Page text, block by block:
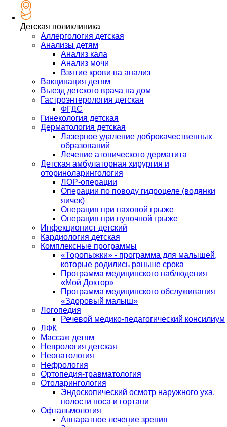
Детская поликлиника
Аллергология детская
Анализы детям
Анализ кала
Анализ мочи
Взятие крови на анализ
Вакцинация детям
Выезд детского врача на дом
Гастроэнтерология детская
ФГДС
Гинекология детская
Дерматология детская
Лазерное удаление доброкачественных
образований
Лечение атопического дерматита
Детская амбулаторная хирургия и
оториноларингология
ЛОР-операции
Операции по поводу гидроцеле (водянки
яичек)
Операция при паховой грыже
Операция при пупочной грыже
Инфекционист детский
Кардиология детская
Комплексные программы
«Торопыжки» - программа для малышей,
которые родились раньше срока
Программа медицинского наблюдения
«Мой Доктор»
Программа медицинского обслуживания
«Здоровый малыш»
Логопедия
Речевой медико-педагогический консилиум
ЛФК
Массаж детям
Неврология детская
Неонатология
Нефрология
Ортопедия-травматология
Отоларингология
Эндоскопический осмотр наружного уха,
полости носа и гортани
Офтальмология
Аппаратное лечение зрения